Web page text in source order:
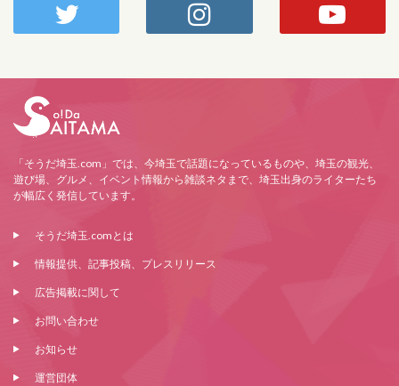
「そうだ埼玉.com」では、今埼玉で話題になっているものや、埼玉の観光、
遊び場、グルメ、イベント情報から雑談ネタまで、埼玉出身のライターたち
が幅広く発信しています。
そうだ埼玉.comとは
情報提供、記事投稿、プレスリリース
広告掲載に関して
お問い合わせ
お知らせ
運営団体